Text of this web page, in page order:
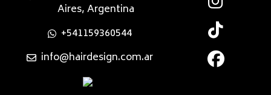
Aires, Argentina
+541159360544
info@hairdesign.com.ar